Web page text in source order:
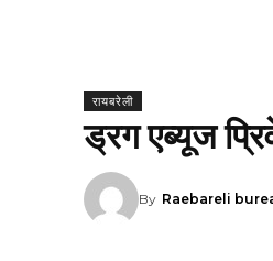
रायबरेली
ड्रग एब्यूज
By Raebareli